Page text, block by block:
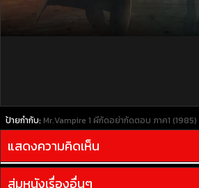
ป้ายกำกับ: Mr.Vampire 1 ผีกัดอย่ากัดตอบ ภาค1 (1985)
แสดงความคิดเห็น
สุ่มหนังเรื่องอื่นๆ